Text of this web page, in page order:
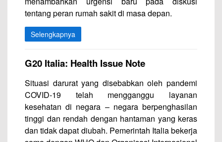
tentang peran rumah sakit di masa depan.
Selengkapnya
G20 Italia: Health Issue Note
Situasi darurat yang disebabkan oleh pandemi
COVID-19 telah mengganggu layanan
kesehatan di negara – negara berpenghasilan
tinggi dan rendah dengan hantaman yang keras
dan tidak dapat diubah. Pemerintah Italia bekerja